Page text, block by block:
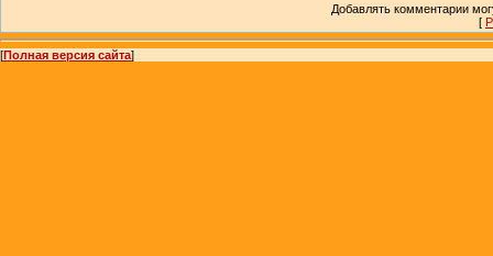
Добавлять комментарии
[
[Полная версия сайта]